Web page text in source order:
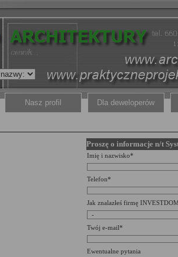
Nasz profil Dla deweloperów
Proszę o informacje n/t
Imię i nazwisko*
Telefon*
Jak znalazłeś firmę
Twój e-mail*
Ewentualne pytania